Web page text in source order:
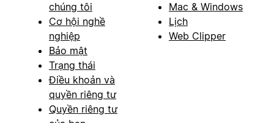
chúng tôi
Cơ hội nghề
nghiệp
Bảo mật
Trạng thái
Điều khoản và
quyền riêng tư
Quyền riêng tư
Mac & Windows
Lịch
Web Clipper